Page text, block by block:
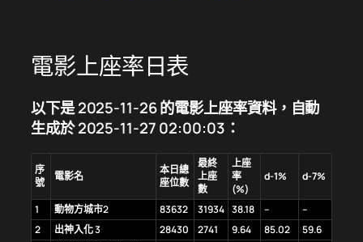
電影上座率日表
以下是 2025-11-26 的電影上座率資料，自動
生成於 2025-11-27 02:00:03：
序
號
電影名
本日總
座位數
最終
上座
數
上座
率
(%)
d-1% d-7%
1 動物方城市2 83632 31934 38.18 –
–
2
出神入化 3 28430 2741 9.64 85.02
59.6